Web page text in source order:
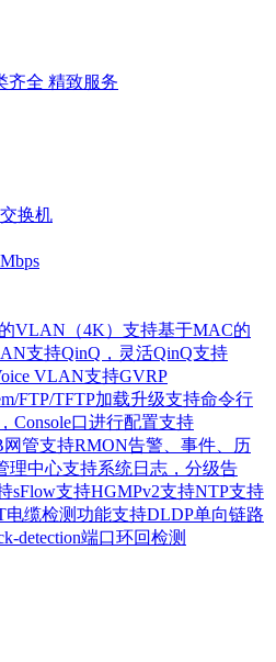
齐全 精致服务
换机
VLAN（4K）支持基于MAC的
支持QinQ，灵活QinQ支持
VLAN支持GVRP
FTP/TFTP加载升级支持命令行
Console口进行配置支持
网管支持RMON告警、事件、历
理中心支持系统日志，分级告
sFlow支持HGMPv2支持NTP支持
电缆检测功能支持DLDP单向链路
detection端口环回检测